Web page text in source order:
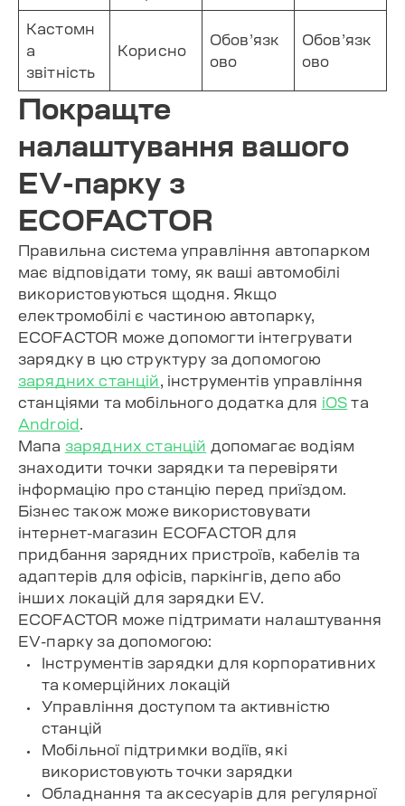
Кастомн
а
звітність
Корисно
Обов’язк
ово
Обов’язк
ово
Покращте
налаштування вашого
EV-парку з
ECOFACTOR
Правильна система управління автопарком
має відповідати тому, як ваші автомобілі
використовуються щодня. Якщо
електромобілі є частиною автопарку,
ECOFACTOR може допомогти інтегрувати
зарядку в цю структуру за допомогою
зарядних станцій , інструментів управління
станціями та мобільного додатка для iOS та
Android
Мапа зарядних станцій допомагає водіям
знаходити точки зарядки та перевіряти
інформацію про станцію перед приїздом.
Бізнес також може використовувати
інтернет-магазин ECOFACTOR для
придбання зарядних пристроїв, кабелів та
адаптерів для офісів, паркінгів, депо або
інших локацій для зарядки EV.
ECOFACTOR може підтримати налаштування
EV-парку за допомогою:
Інструментів зарядки для корпоративних
та комерційних локацій
Управління доступом та активністю
станцій
Мобільної підтримки водіїв, які
використовують точки зарядки
Обладнання та аксесуарів для регулярної